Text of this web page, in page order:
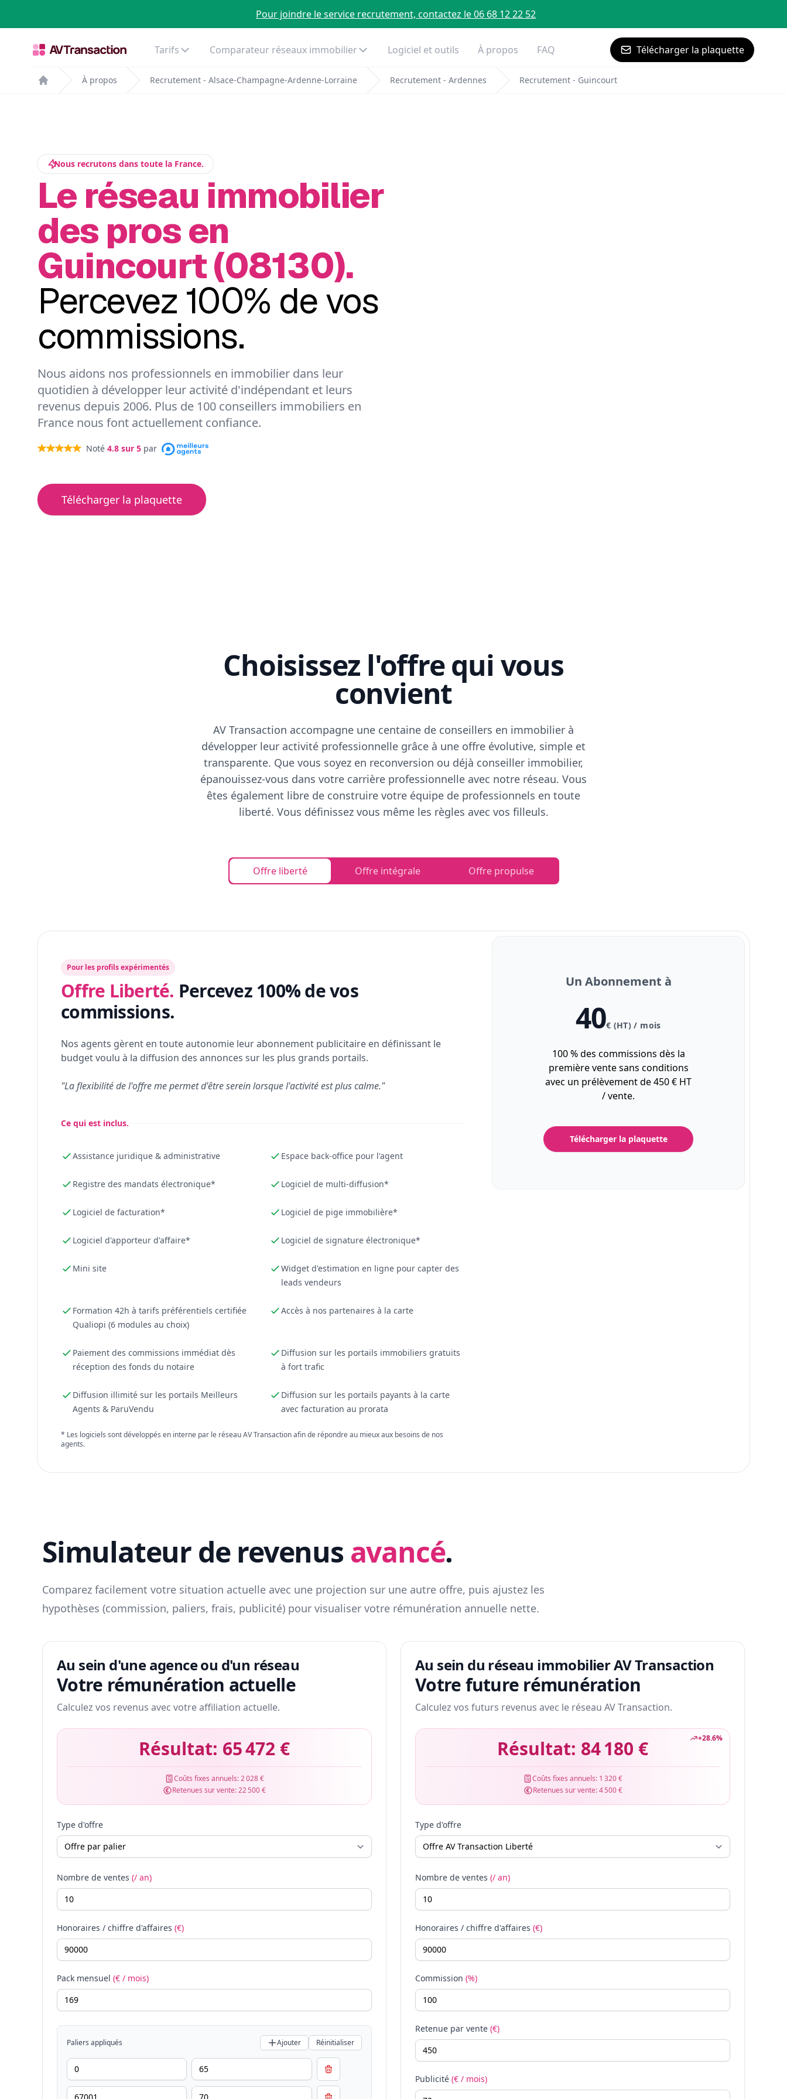
Pour joindre le service recrutement, contactez le 06 68 12 22 52
Tarifs Comparateur réseaux immobilier Logiciel et outils À propos FAQ Télécharger la plaquette
Home
À propos Recrutement - Alsace-Champagne-Ardenne-Lorraine Recrutement - Ardennes Recrutement - Guincourt
Nous recrutons dans toute la France.
Le réseau immobilier
des pros en
Guincourt (08130).
Percevez 100% de vos
commissions.
Nous aidons nos professionnels en immobilier dans leur
quotidien à développer leur activité d'indépendant et leurs
revenus depuis 2006. Plus de 100 conseillers immobiliers en
France nous font actuellement confiance.
Noté 4.8 sur 5 par
Télécharger la plaquette
Choisissez l'offre qui vous
convient
AV Transaction accompagne une centaine de conseillers en immobilier à
développer leur activité professionnelle grâce à une offre évolutive, simple et
transparente. Que vous soyez en reconversion ou déjà conseiller immobilier,
épanouissez-vous dans votre carrière professionnelle avec notre réseau. Vous
êtes également libre de construire votre équipe de professionnels en toute
liberté. Vous définissez vous même les règles avec vos filleuls.
Offre liberté Offre intégrale Offre propulse
Pour les profils expérimentés
Offre Liberté. Percevez 100% de vos
commissions.
Nos agents gèrent en toute autonomie leur abonnement publicitaire en définissant le
budget voulu à la diffusion des annonces sur les plus grands portails.
"La flexibilité de l'offre me permet d'être serein lorsque l'activité est plus calme."
Ce qui est inclus.
Assistance juridique & administrative Espace back-office pour l'agent
Registre des mandats électronique* Logiciel de multi-diffusion*
Logiciel de facturation* Logiciel de pige immobilière*
Logiciel d'apporteur d'affaire* Logiciel de signature électronique*
Mini site
Widget d'estimation en ligne pour capter des
leads vendeurs
Formation 42h à tarifs préférentiels certifiée
Qualiopi (6 modules au choix)
Accès à nos partenaires à la carte
Paiement des commissions immédiat dès
réception des fonds du notaire
Diffusion sur les portails immobiliers gratuits
à fort trafic
Diffusion illimité sur les portails Meilleurs
Agents & ParuVendu
Diffusion sur les portails payants à la carte
avec facturation au prorata
* Les logiciels sont développés en interne par le réseau AV Transaction afin de répondre au mieux aux besoins de nos
agents.
Un Abonnement à
40€ (HT) / mois
100 % des commissions dès la
première vente sans conditions
avec un prélèvement de 450 € HT
/ vente.
Télécharger la plaquette
Simulateur de revenus avancé.
Comparez facilement votre situation actuelle avec une projection sur une autre offre, puis ajustez les
hypothèses (commission, paliers, frais, publicité) pour visualiser votre rémunération annuelle nette.
Au sein d'une agence ou d'un réseau
Votre rémunération actuelle
Calculez vos revenus avec votre affiliation actuelle.
Résultat: 65 472 €
Coûts fixes annuels:2 028 €
Retenues sur vente:22 500 €
Type d'offre
Nombre de ventes (/ an)
Honoraires / chiffre d'affaires (€)
Pack mensuel (€ / mois)
Paliers appliqués Ajouter Réinitialiser
Au sein du réseau immobilier AV Transaction
Votre future rémunération
Calculez vos futurs revenus avec le réseau AV Transaction.
+28.6%
Résultat: 84 180 €
Coûts fixes annuels: 1 320 €
Retenues sur vente:4 500 €
Type d'offre
Nombre de ventes (/ an)
Honoraires / chiffre d'affaires (€)
Commission (%)
Retenue par vente (€)
Publicité (€ / mois)